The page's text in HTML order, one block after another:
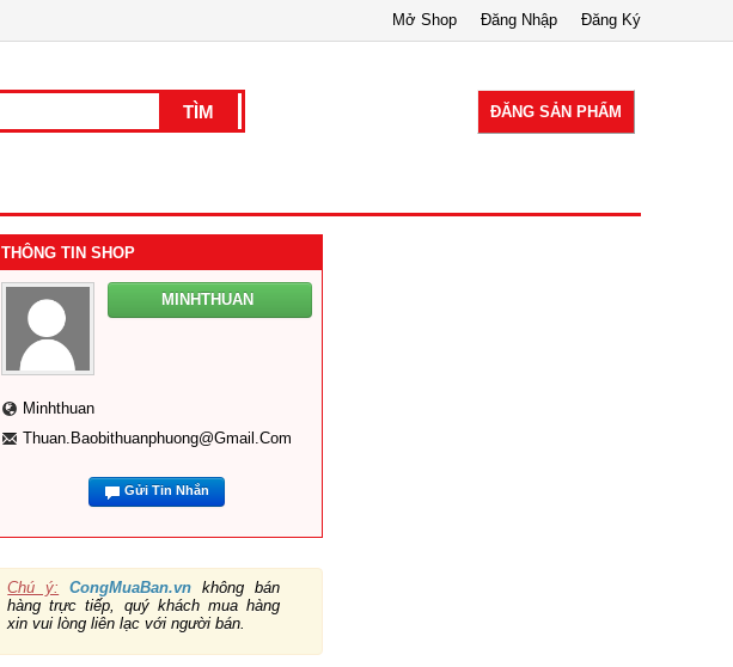
Đăng Ký
Đăng Nhập
Mở Shop
ĐĂNG SẢN PHẨM
THÔNG TIN SHOP
MINHTHUAN
Minhthuan
Thuan.baobithuanphuong@gmail.com
Gửi Tin Nhắn
Chú ý: CongMuaBan.vn không bán
hàng trực tiếp, quý khách mua hàng
xin vui lòng liên lạc với người bán.